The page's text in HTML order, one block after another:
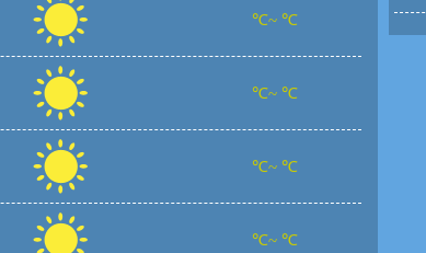
℃~ ℃
℃~ ℃
℃~ ℃
℃~ ℃